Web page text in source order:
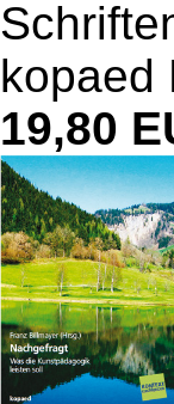
kopaed
19,80